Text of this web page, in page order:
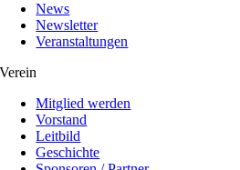
News
Newsletter
Veranstaltungen
Verein
Mitglied werden
Vorstand
Leitbild
Geschichte